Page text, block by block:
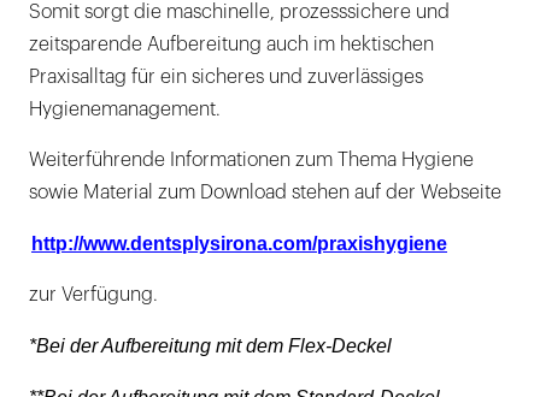
Somit sorgt die maschinelle, prozesssichere und
zeitsparende Aufbereitung auch im hektischen
Praxisalltag für ein sicheres und zuverlässiges
Hygienemanagement.
Weiterführende Informationen zum Thema Hygiene
sowie Material zum Download stehen auf der Webseite
http://www.dentsplysirona.com/praxishygiene
zur Verfügung.
*Bei der Aufbereitung mit dem Flex-Deckel